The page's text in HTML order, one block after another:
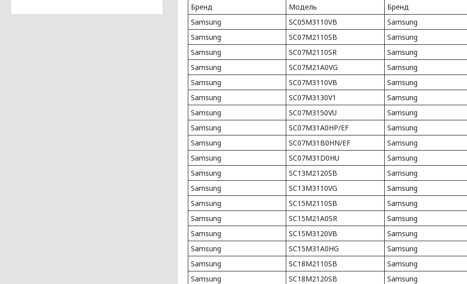
Бренд
Модель Бренд
Samsung
SC05M3110VB Samsung
Samsung
SC07M2110SB Samsung
Samsung
SC07M2110SR Samsung
Samsung
SC07M21A0VG Samsung
Samsung
SC07M3110VB Samsung
Samsung
SC07M3130V1 Samsung
Samsung
SC07M3150VU Samsung
Samsung
SC07M31A0HP/EF Samsung
Samsung
SC07M31B0HN/EF Samsung
Samsung
SC07M31D0HU Samsung
Samsung
SC13M2120SB Samsung
Samsung
SC13M3110VG Samsung
Samsung
SC15M2110SB Samsung
Samsung
SC15M21A0SR Samsung
Samsung
SC15M3120VB Samsung
Samsung
SC15M31A0HG Samsung
Samsung
SC18M2110SB Samsung
Samsung
SC18M2120SB Samsung